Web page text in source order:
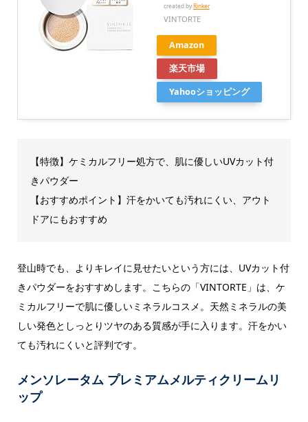
created byRinker
VINTORTE
Amazon
楽天市場
Yahooショッピング
【特徴】ケミカルフリー処方で、肌に優しいUVカット付
きパウダー
【おすすめポイント】汗をかいても汚れにくい、アウト
ドアにもおすすめ
登山時でも、よりキレイに見せたいという方には、UVカット付
きパウダーをおすすめします。こちらの「VINTORTE」は、ケ
ミカルフリーで肌に優しいミネラルコスメ。天然ミネラルの美
しい発色としっとりツヤのある質感が手に入ります。汗をかい
ても汚れにくいと評判です。
メンソレータム プレミアムメルティクリームリ
ップ